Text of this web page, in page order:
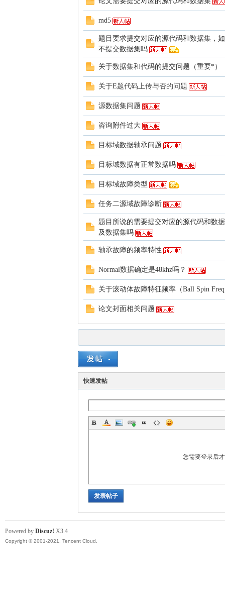
md5
题目要求提交对应的源代码和数据集，
不提交数据集吗
关于数据集和代码的提交问题（重要*）
关于E题代码上传与否的问题
源数据集问题
咨询附件过大
目标域数据轴承问题
目标域数据有正常数据吗
目标域故障类型
任务二源域故障诊断
题目所说的需要提交对应的源代码和数
及数据集吗
轴承故障的频率特性
Normal数据确定是48khz吗？
关于滚动体故障特征频率（Ball Spin
论文封面相关问题
快速发帖
您需要登录后
发表帖子
Powered by Discuz! X3.4
Copyright © 2001-2021, Tencent Cloud.